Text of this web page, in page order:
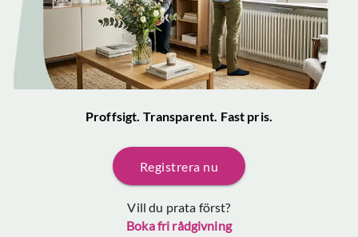
Proffsigt. Transparent. Fast pris.
Registrera nu
Vill du prata först?
Boka fri rådgivning